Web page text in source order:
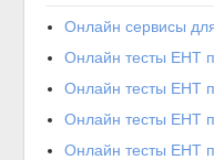
Онлайн сервисы
Онлайн тесты ЕНТ
Онлайн тесты ЕНТ
Онлайн тесты ЕНТ
Онлайн тесты ЕНТ